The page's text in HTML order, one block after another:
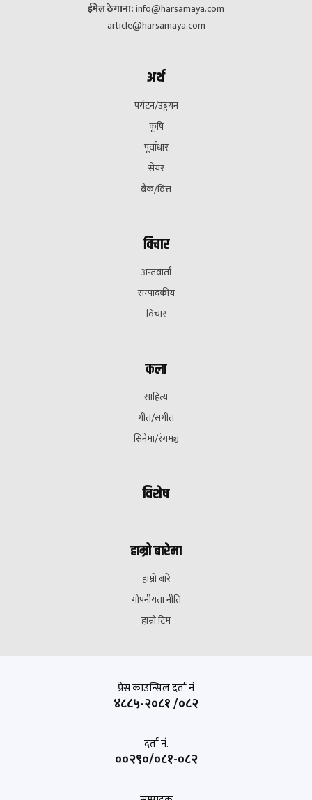
ईमेल ठेगाना:info@harsamaya.com
article@harsamaya.com
अर्थ
पर्यटन/उड्डयन
कृषि
पूर्वाधार
सेयर
बैक/वित्त
विचार
अन्तवार्ता
सम्पादकीय
विचार
कला
साहित्य
गीत/संगीत
सिनेमा/रंगमञ्च
विशेष
हाम्रो बारेमा
हाम्रो बारे
गोपनीयता नीति
हाम्रो टिम
प्रेस काउन्सिल दर्ता नं
४८८५-२०८१ /०८२
दर्ता नं.
००२९०/०८१-०८२